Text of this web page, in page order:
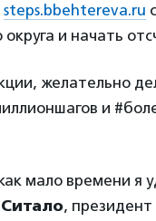
steps.bbehtereva.ru
и начать
желательно
и
мало времени я
,